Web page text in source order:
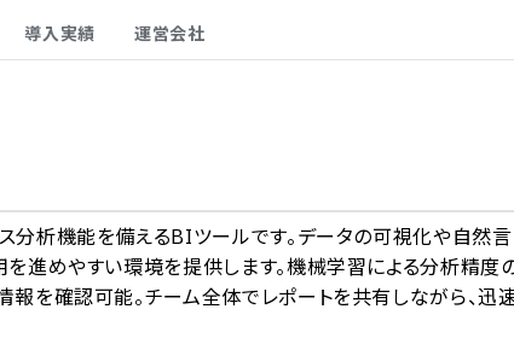
導入実績 運営会社
析機能を備えるBIツールです。データの可視化や自然
進めやすい環境を提供します。機械学習による分析精度
を確認可能。チーム全体でレポートを共有しながら、迅